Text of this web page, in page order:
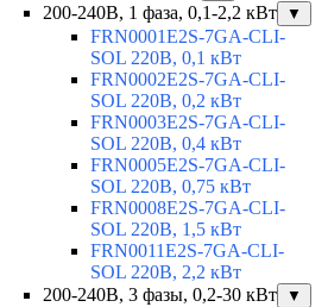
200-240В, 1 фаза, 0,1-2,2 кВт ▼
FRN0001E2S-7GA-CLI-
SOL 220В, 0,1 кВт
FRN0002E2S-7GA-CLI-
SOL 220В, 0,2 кВт
FRN0003E2S-7GA-CLI-
SOL 220В, 0,4 кВт
FRN0005E2S-7GA-CLI-
SOL 220В, 0,75 кВт
FRN0008E2S-7GA-CLI-
SOL 220В, 1,5 кВт
FRN0011E2S-7GA-CLI-
SOL 220В, 2,2 кВт
200-240В, 3 фазы, 0,2-30 кВт
▼